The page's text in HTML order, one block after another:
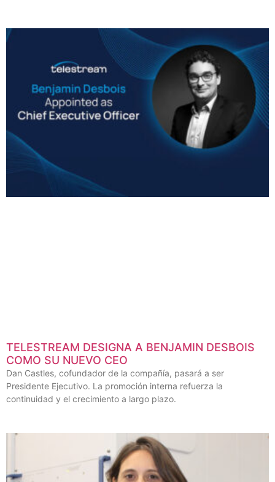
TELESTREAM DESIGNA A BENJAMIN DESBOIS
COMO SU NUEVO CEO
Dan Castles, cofundador de la compañía, pasará a ser
Presidente Ejecutivo. La promoción interna refuerza la
continuidad y el crecimiento a largo plazo.